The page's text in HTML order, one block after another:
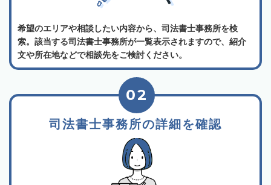
希望のエリアや相談したい内容から、司法書士事務所を検
索。該当する司法書士事務所が一覧表示されますので、紹介
文や所在地などで相談先をご検討ください。
司法書士事務所の詳細を確認
02